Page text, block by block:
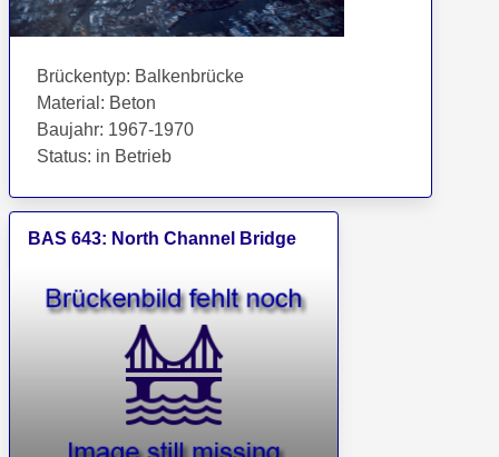
Brückentyp: Balkenbrücke
Material : Beton
Baujahr: 1967-1970
Status: in Betrieb
BAS 643: North Channel Bridge